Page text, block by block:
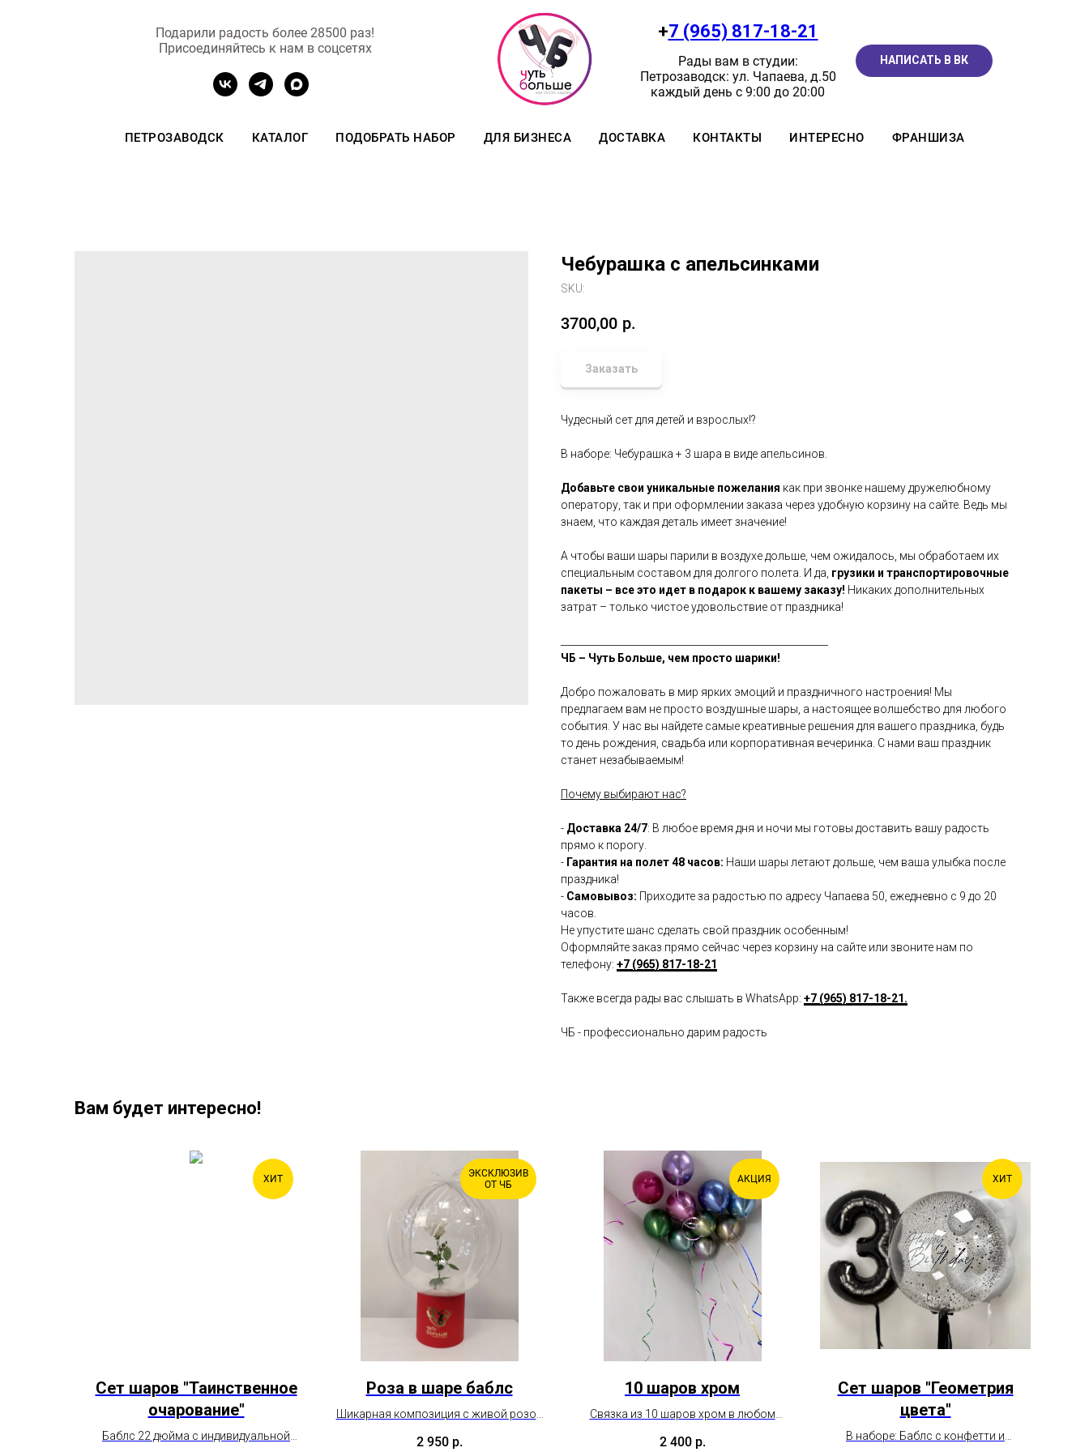
Подарили радость более 28500 раз!
Присоединяйтесь к нам в соцсетях
+7 (965) 817-18-21
Рады вам в студии:
Петрозаводск: ул. Чапаева, д.50
каждый день с 9:00 до 20:00
НАПИСАТЬ В ВК
ПЕТРОЗАВОДСК КАТАЛОГ ПОДОБРАТЬ НАБОР ДЛЯ БИЗНЕСА ДОСТАВКА КОНТАКТЫ ИНТЕРЕСНО ФРАНШИЗА
Чебурашка с апельсинками
SKU:
3700,00 р.
Заказать
Чудесный сет для детей и взрослых!?
В наборе: Чебурашка + 3 шара в виде апельсинов.
Добавьте свои уникальные пожелания как при звонке нашему дружелюбному
оператору, так и при оформлении заказа через удобную корзину на сайте. Ведь мы
знаем, что каждая деталь имеет значение!
А чтобы ваши шары парили в воздухе дольше, чем ожидалось, мы обработаем их
специальным составом для долгого полета. И да, грузики и транспортировочные
пакеты – все это идет в подарок к вашему заказу! Никаких дополнительных
затрат – только чистое удовольствие от праздника!
ЧБ – Чуть Больше, чем просто шарики!
Добро пожаловать в мир ярких эмоций и праздничного настроения! Мы
предлагаем вам не просто воздушные шары, а настоящее волшебство для любого
события. У нас вы найдете самые креативные решения для вашего праздника, будь
то день рождения, свадьба или корпоративная вечеринка. С нами ваш праздник
станет незабываемым!
Почему выбирают нас?
- Доставка 24/7: В любое время дня и ночи мы готовы доставить вашу радость
прямо к порогу.
- Гарантия на полет 48 часов: Наши шары летают дольше, чем ваша улыбка после
праздника!
- Самовывоз: Приходите за радостью по адресу Чапаева 50, ежедневно с 9 до 20
часов.
Не упустите шанс сделать свой праздник особенным!
Оформляйте заказ прямо сейчас через корзину на сайте или звоните нам по
телефону: +7 (965) 817-18-21
Также всегда рады вас слышать в WhatsApp: +7 (965) 817-18-21.
ЧБ - профессионально дарим радость
Вам будет интересно!
ХИТ
Сет шаров "Таинственное
очарование"
Баблс 22 дюйма с индивидуальной
ЭКСКЛЮЗИВ
ОТ ЧБ
Роза в шаре баблс
Шикарная композиция с живой розой
дольше. Удивляет, завораживает,
2 950 р.
АКЦИЯ
10 шаров хром
Связка из 10 шаров хром в любом
2 400 р.
ХИТ
Сет шаров "Геометрия
цвета"
В наборе: Баблс с конфетти и